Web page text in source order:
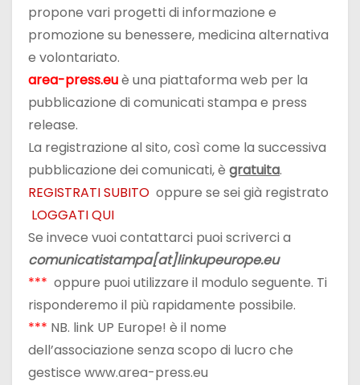
propone vari progetti di informazione e
promozione su benessere, medicina alternativa
e volontariato.
area-press.euè una piattaforma web per la
pubblicazione di comunicati stampa e press
release.
La registrazione al sito, così come la successiva
pubblicazione dei comunicati, è gratuita.
REGISTRATI SUBITO oppure se sei già registrato
LOGGATI QUI
Se invece vuoi contattarci puoi scriverci a
comunicatistampa[at]linkupeurope.eu
*** oppure puoi utilizzare il modulo seguente. Ti
risponderemo il più rapidamente possibile.
*** NB. link UP Europe! è il nome
dell’associazione senza scopo di lucro che
gestisce www.area-press.eu